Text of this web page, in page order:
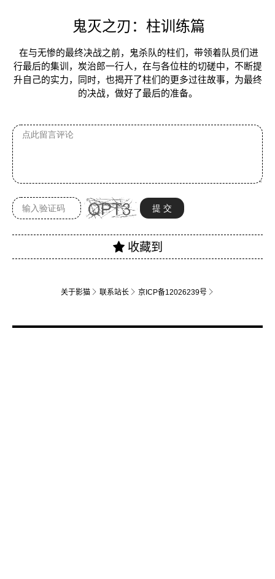
鬼灭之刃：柱训练篇
在与无惨的最终决战之前，鬼杀队的柱们，带领着队员们进
行最后的集训，炭治郎一行人，在与各位柱的切磋中，不断提
升自己的实力，同时，也揭开了柱们的更多过往故事，为最终
的决战，做好了最后的准备。
关于影猫 联系站长 京ICP备12026239号